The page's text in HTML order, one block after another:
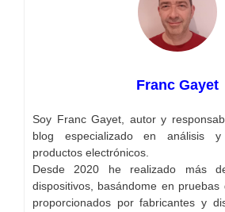
Franc Gayet
Soy Franc Gayet, autor y
blog especializado en análisis y
productos electrónicos.
Desde 2020 he realizado más
dispositivos, basándome en
proporcionados por fabricantes y